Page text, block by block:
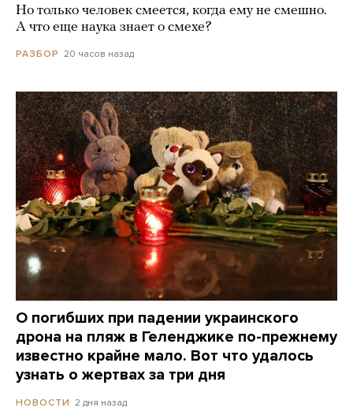
Но только человек смеется, когда ему не смешно.
А что еще наука знает о смехе?
РАЗБОР 20 часов назад
О погибших при падении украинского
дрона на пляж в Геленджике по-прежнему
известно крайне мало. Вот что удалось
узнать о жертвах за три дня
НОВОСТИ 2 дня назад